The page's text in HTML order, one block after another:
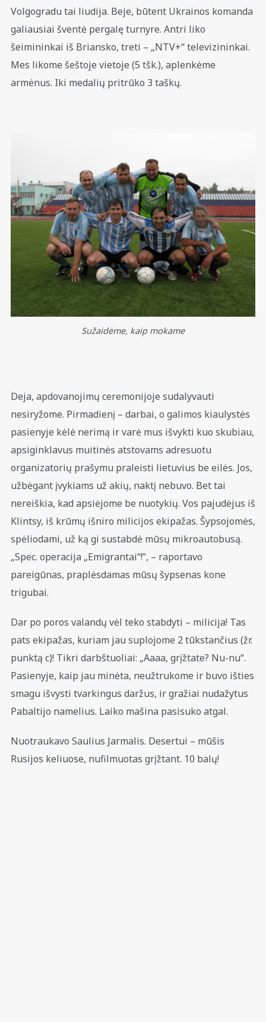
Volgogradu tai liudija. Beje, būtent Ukrainos komanda
galiausiai šventė pergalę turnyre. Antri liko
šeimininkai iš Briansko, treti – „NTV+“ televizininkai.
Mes likome šeštoje vietoje (5 tšk.), aplenkėme
armėnus. Iki medalių pritrūko 3 taškų.
Sužaidėme, kaip mokame
Deja, apdovanojimų ceremonijoje sudalyvauti
nesiryžome. Pirmadienį – darbai, o galimos kiaulystės
pasienyje kėlė nerimą ir varė mus išvykti kuo skubiau,
apsiginklavus muitinės atstovams adresuotu
organizatorių prašymu praleisti lietuvius be eilės. Jos,
užbėgant įvykiams už akių, naktį nebuvo. Bet tai
nereiškia, kad apsiėjome be nuotykių. Vos pajudėjus iš
Klintsy, iš krūmų išniro milicijos ekipažas. Šypsojomės,
spėliodami, už ką gi sustabdė mūsų mikroautobusą.
„Spec. operacija „Emigrantai“!”, – raportavo
pareigūnas, praplėsdamas mūsų šypsenas kone
trigubai.
Dar po poros valandų vėl teko stabdyti – milicija! Tas
pats ekipažas, kuriam jau suplojome 2 tūkstančius (žr.
punktą c)! Tikri darbštuoliai: „Aaaa, grįžtate? Nu-nu“.
Pasienyje, kaip jau minėta, neužtrukome ir buvo išties
smagu išvysti tvarkingus daržus, ir gražiai nudažytus
Pabaltijo namelius. Laiko mašina pasisuko atgal.
Nuotraukavo Saulius Jarmalis. Desertui – mūšis
Rusijos keliuose, nufilmuotas grįžtant. 10 balų!